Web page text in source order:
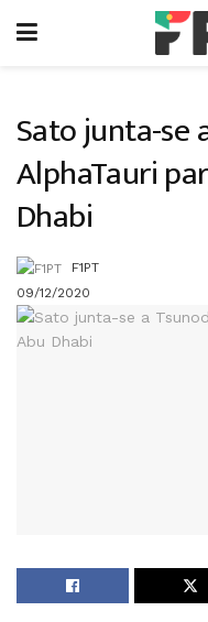
Sato junta-se
AlphaTauri
Dhabi
F1PT
09/12/2020